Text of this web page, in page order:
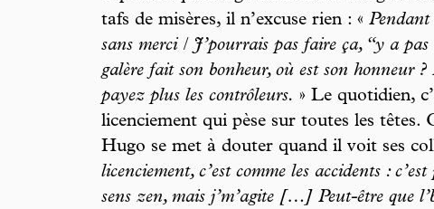
tafs de misères, il n’excuse rien : « Pendant
sans merci / J’pourrais pas faire ça, “y a
galère fait son bonheur, où est son honneur
payez plus les contrôleurs. » Le quotidien,
licenciement qui pèse sur toutes les
Hugo se met à douter quand il voit ses
licenciement, c’est comme les accidents :
sens zen, mais j’m’agite […] Peut-être que